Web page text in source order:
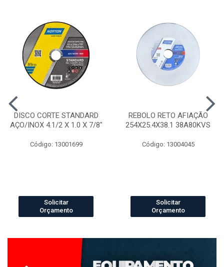
DISCO CORTE STANDARD
AÇO/INOX 4.1/2 X 1.0 X 7/8"
Código: 13001699
Solicitar
Orçamento
REBOLO RETO AFIAÇÃO
254X25.4X38.1 38A80KVS
Código: 13004045
Solicitar
Orçamento